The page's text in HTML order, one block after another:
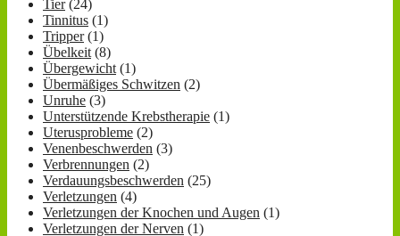
Tier(24)
Tinnitus (1)
Tripper(1)
Übelkeit (8)
Übergewicht (1)
Übermäßiges Schwitzen (2)
Unruhe (3)
Unterstützende Krebstherapie (1)
Uterusprobleme (2)
Venenbeschwerden (3)
Verbrennungen (2)
Verdauungsbeschwerden (25)
Verletzungen (4)
Verletzungen der Knochen und Augen (1)
Verletzungen der Nerven (1)